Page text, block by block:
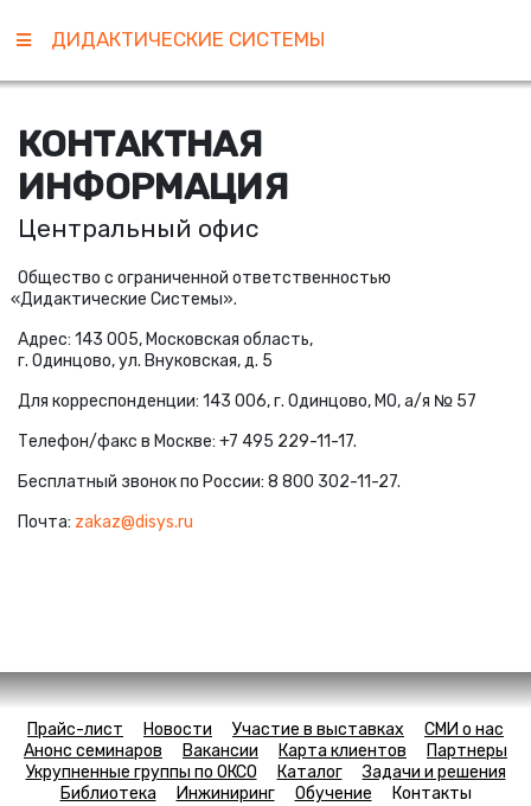
ДИДАКТИЧЕСКИЕ СИСТЕМЫ
КОНТАКТНАЯ
ИНФОРМАЦИЯ
Центральный офис
Общество с ограниченной ответственностью
«Дидактические Cистемы».
Адрес: 143 005, Московская область,
г. Одинцово, ул. Внуковская, д. 5
Для корреспонденции: 143 006, г. Одинцово, МО, а/я № 57
Телефон/факс в Москве: +7 495 229-11-17.
Бесплатный звонок по России: 8 800 302-11-27.
Почта: zakaz@disys.ru
Прайс-лист Новости Участие в выставках
СМИ о нас
Анонс семинаров
Вакансии Карта клиентов
Партнеры
Укрупненные группы по ОКСО
Каталог
Задачи и решения
Библиотека
Инжиниринг Обучение Контакты